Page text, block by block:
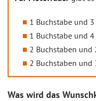
1 Buchstabe und
1 Buchstabe und
2 Buchstaben und
2 Buchstaben und
Was wird das